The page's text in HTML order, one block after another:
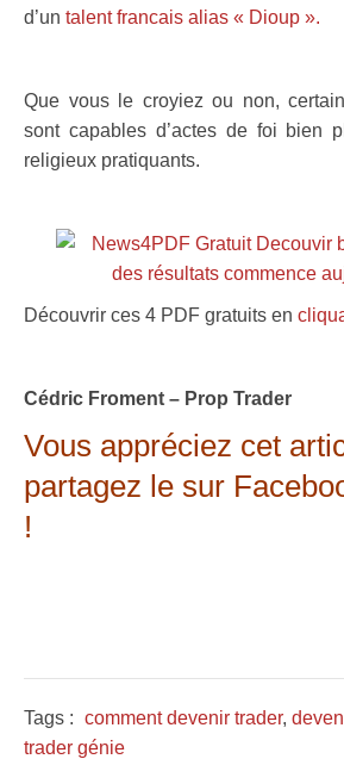
d’un talent francais alias « Dioup ».
Que vous le croyiez ou non,
sont capables d’actes de foi bien
religieux pratiquants.
Découvrir ces 4 PDF gratuits en
Cédric Froment – Prop Trader
Vous appréciez cet
partagez le sur
!
Tags : comment devenir trader,
trader génie